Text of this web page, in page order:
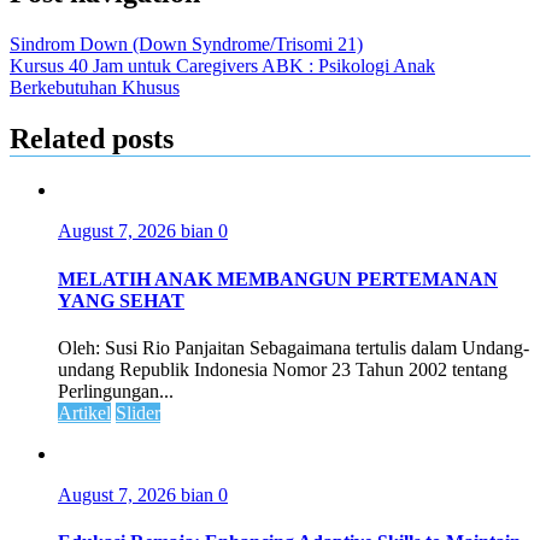
Sindrom Down (Down Syndrome/Trisomi 21)
Kursus 40 Jam untuk Caregivers ABK : Psikologi Anak
Berkebutuhan Khusus
Related posts
August 7, 2026 bian 0
MELATIH ANAK MEMBANGUN PERTEMANAN
YANG SEHAT
Oleh: Susi Rio Panjaitan Sebagaimana tertulis dalam Undang-
undang Republik Indonesia Nomor 23 Tahun 2002 tentang
Perlingungan...
Artikel Slider
August 7, 2026 bian 0